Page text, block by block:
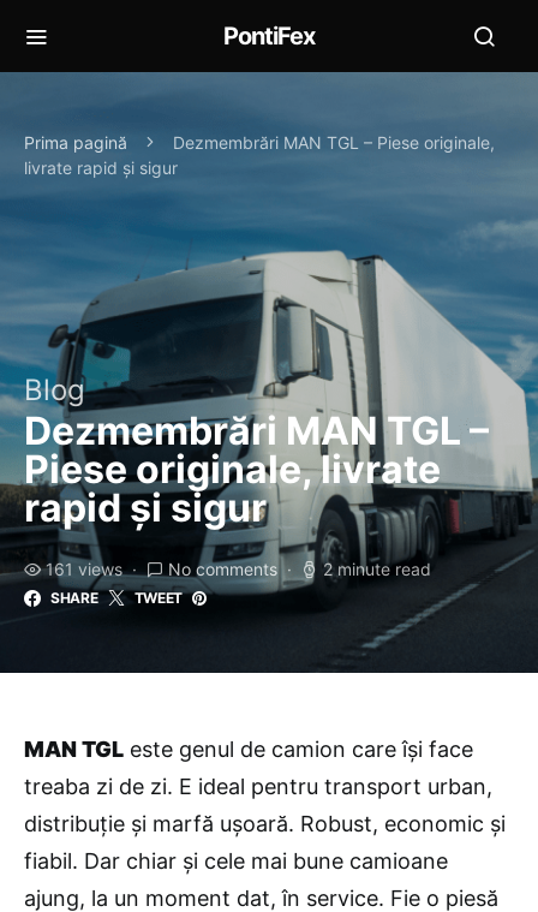
PontiFex
Prima pagină
Dezmembrări MAN TGL – Piese originale,
livrate rapid și sigur
Blog
Dezmembrări MAN TGL –
Piese originale, livrate
rapid și sigur
161 views No comments 2 minute read
SHARE TWEET
MAN TGL este genul de camion care își face
treaba zi de zi. E ideal pentru transport urban,
distribuție și marfă ușoară. Robust, economic și
fiabil. Dar chiar și cele mai bune camioane
ajung, la un moment dat, în service. Fie o piesă